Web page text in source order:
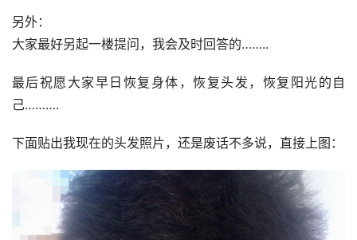
另外：
大家最好另起一楼提问，我会及时回答的……..
最后祝愿大家早日恢复身体，恢复头发，恢复阳光的自
己……….
下面贴出我现在的头发照片，还是废话不多说，直接上图：